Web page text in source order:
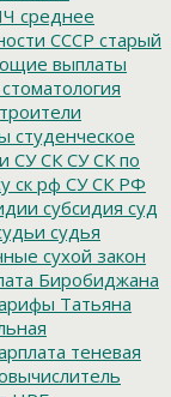
среднее
СССР старый
выплаты
стоматология
студенческое
СУ СК СУ СК по
ск рф СУ СК РФ
субсидия суд
судья
сухой закон
Биробиджана
Татьяна
теневая